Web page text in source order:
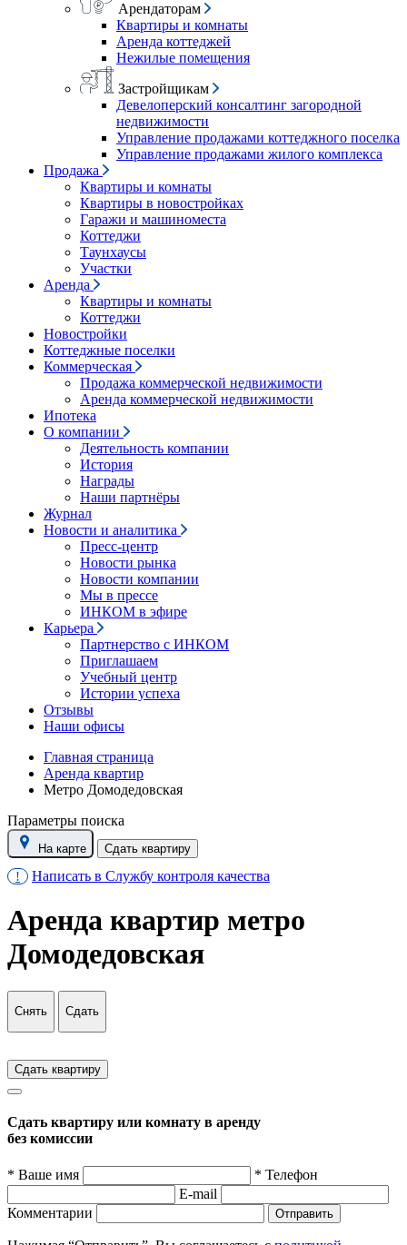
Арендаторам
Квартиры и комнаты
Аренда коттеджей
Нежилые помещения
Застройщикам
Девелоперский консалтинг загородной
недвижимости
Управление продажами коттеджного поселка
Управление продажами жилого комплекса
Продажа
Квартиры и комнаты
Квартиры в новостройках
Гаражи и машиноместа
Коттеджи
Таунхаусы
Участки
Аренда
Квартиры и комнаты
Коттеджи
Новостройки
Коттеджные поселки
Коммерческая
Продажа коммерческой недвижимости
Аренда коммерческой недвижимости
Ипотека
О компании
Деятельность компании
История
Награды
Наши партнёры
Журнал
Новости и аналитика
Пресс-центр
Новости рынка
Новости компании
Мы в прессе
ИНКОМ в эфире
Карьера
Партнерство с ИНКОМ
Приглашаем
Учебный центр
Истории успеха
Отзывы
Наши офисы
Главная страница
Аренда квартир
Метро Домодедовская
Параметры поиска
На карте Сдать квартиру
! Написать в Службу контроля качества
Аренда квартир метро
Домодедовская
Снять Сдать
Сдать квартиру
Сдать квартиру или комнату в аренду
без комиссии
* Ваше имя
* Телефон
E-mail
Комментарии
Отправить